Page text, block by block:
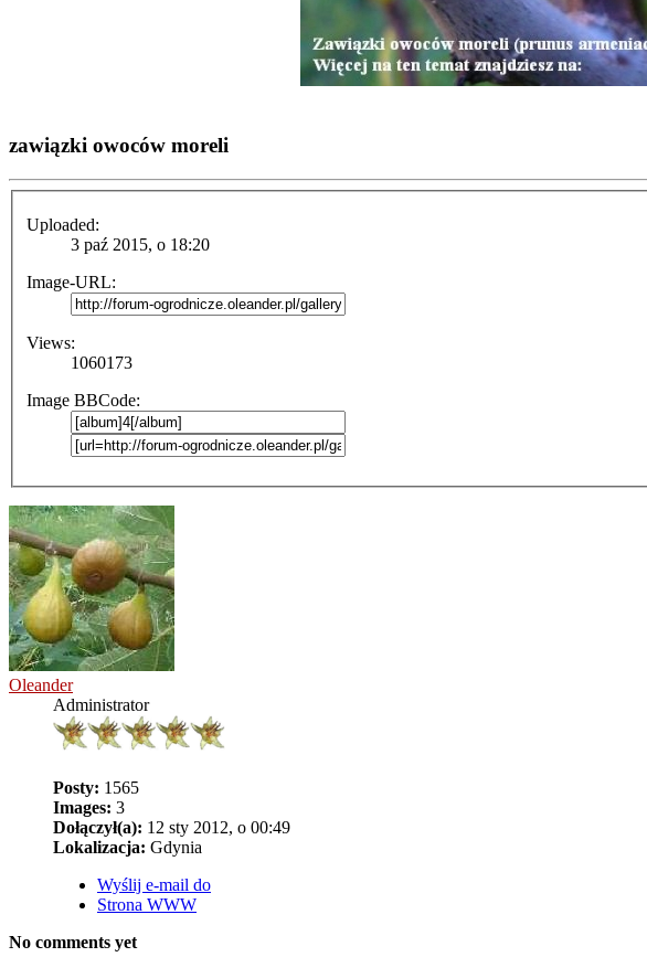
zawiązki owoców moreli
Uploaded:
3 paź 2015, o 18:20
Image-URL:
Views:
1060173
Image BBCode:
Oleander
Administrator
Posty: 1565
Images: 3
Dołączył(a): 12 sty 2012, o 00:49
Lokalizacja: Gdynia
Wyślij e-mail do
Strona WWW
No comments yet